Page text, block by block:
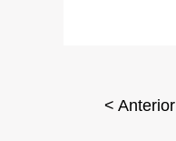
< Anterior